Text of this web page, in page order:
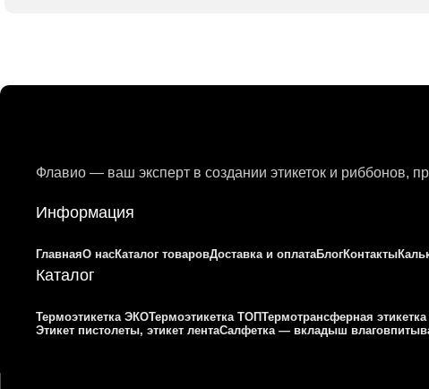
Флавио — ваш эксперт в создании этикеток и риббонов,
Информация
ГлавнаяО насКаталог товаровДоставка и оплатаБлогКонтакты
Каталог
Термоэтикетка ЭКОТермоэтикетка ТОПТермотрансферная
Этикет пистолеты, этикет лентаСалфетка — вкладыш